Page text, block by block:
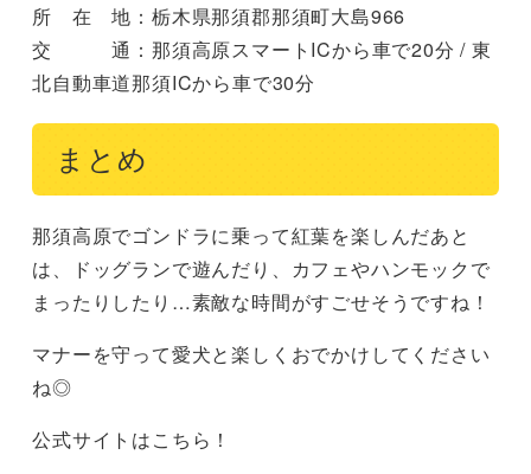
所 在 地：栃木県那須郡那須町大島966
交 通：那須高原スマートICから車で20分 / 東
北自動車道那須ICから車で30分
まとめ
那須高原でゴンドラに乗って紅葉を楽しんだあと
は、ドッグランで遊んだり、カフェやハンモックで
まったりしたり…素敵な時間がすごせそうですね！
マナーを守って愛犬と楽しくおでかけしてください
ね◎
公式サイトはこちら！